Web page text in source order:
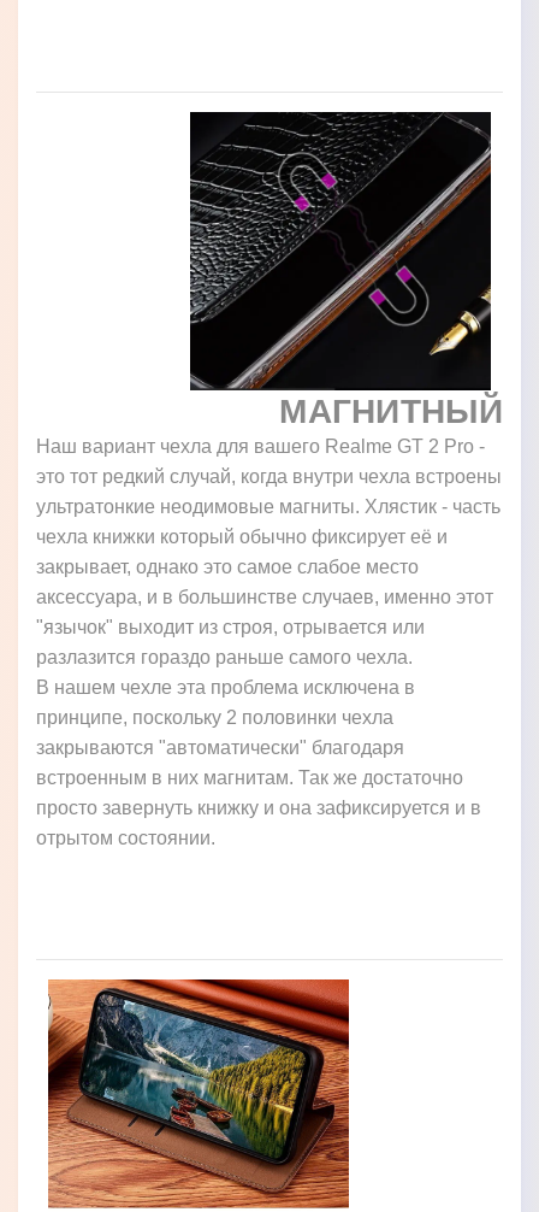
МАГНИТНЫЙ
Наш вариант чехла для вашего Realme GT 2 Pro -
это тот редкий случай, когда внутри чехла встроены
ультратонкие неодимовые магниты. Хлястик - часть
чехла книжки который обычно фиксирует её и
закрывает, однако это самое слабое место
аксессуара, и в большинстве случаев, именно этот
"язычок" выходит из строя, отрывается или
разлазится гораздо раньше самого чехла.
В нашем чехле эта проблема исключена в
принципе, поскольку 2 половинки чехла
закрываются "автоматически" благодаря
встроенным в них магнитам. Так же достаточно
просто завернуть книжку и она зафиксируется и в
отрытом состоянии.